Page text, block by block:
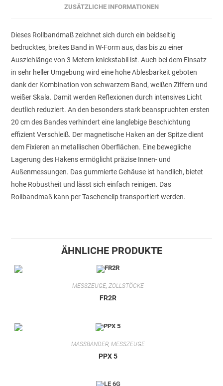
ZUSÄTZLICHE INFORMATIONEN
Dieses Rollbandmaß zeichnet sich durch ein beidseitig
bedrucktes, breites Band in W-Form aus, das bis zu einer
Ausziehlänge von 3 Metern knickstabil ist. Auch bei dem Einsatz
in sehr heller Umgebung wird eine hohe Ablesbarkeit geboten
dank der Kombination von schwarzem Band, weißen Ziffern und
weißer Skala. Damit werden Reflexionen durch intensives Licht
deutlich reduziert. An den besonders stark beanspruchten ersten
20 cm des Bandes verhindert eine langlebige Beschichtung
effizient Verschleiß. Der magnetische Haken an der Spitze dient
dem Fixieren an metallischen Oberflächen. Eine bewegliche
Lagerung des Hakens ermöglicht präzise Innen- und
Außenmessungen. Das gummierte Gehäuse ist handlich, bietet
hohe Robustheit und lässt sich einfach reinigen. Das
Rollbandmaß kann per Taschenclip transportiert werden.
ÄHNLICHE PRODUKTE
MESSZEUGE,ZOLLSTÖCKE
FR2R
MASSBÄNDER ,MESSZEUGE
PPX 5